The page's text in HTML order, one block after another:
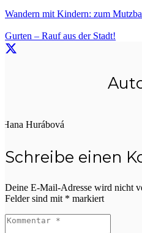
Wandern mit Kindern: zum
Gurten – Rauf aus der Stadt!
Hana Hurábová
Schreibe einen
Deine E-Mail-Adresse wird nicht
Felder sind mit * markiert